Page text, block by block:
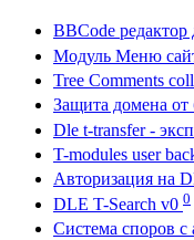
BBCode
Модуль Меню
Tree Comments
Защита домена
Dle t-transfer -
T-modules user
Авторизация на
DLE T-Search v0 0
Система споров